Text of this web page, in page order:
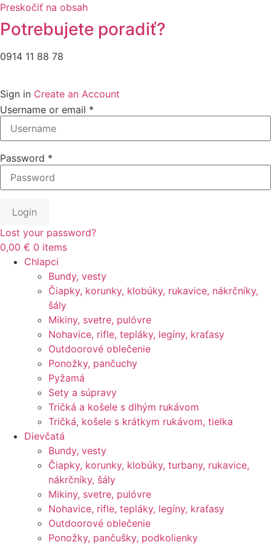
Preskočiť na obsah
Potrebujete poradiť?
0914 11 88 78
Sign in Create an Account
Username or email *
Password *
Login
Lost your password?
0,00 € 0 items
Chlapci
Bundy, vesty
Čiapky, korunky, klobúky, rukavice, nákrčníky,
šály
Mikiny, svetre, pulóvre
Nohavice, rifle, tepláky, legíny, kraťasy
Outdoorové oblečenie
Ponožky, pančuchy
Pyžamá
Sety a súpravy
Tričká a košele s dlhým rukávom
Tričká, košele s krátkym rukávom, tielka
Dievčatá
Bundy, vesty
Čiapky, korunky, klobúky, turbany, rukavice,
nákrčníky, šály
Mikiny, svetre, pulóvre
Nohavice, rifle, tepláky, legíny, kraťasy
Outdoorové oblečenie
Ponožky, pančušky, podkolienky